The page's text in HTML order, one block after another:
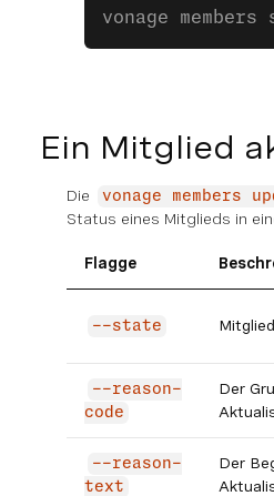
vonage members
Ein Mitglied
Die vonage members
Status eines Mitglieds in
Flagge
--state
--reason-
code
Der
--reason-
text
Der